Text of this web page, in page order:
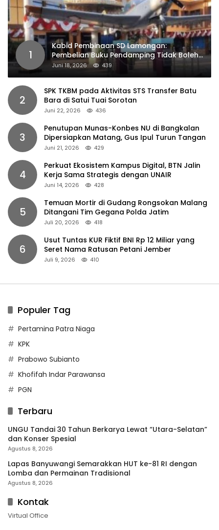
1
Kabid Pembinaan SD Lamongan:
Pembelian Buku Pendamping Tidak Boleh
Dipaksakan
Juni 18, 2026 439
2
SPK TKBM pada Aktivitas STS Transfer Batu
Bara di Satui Tuai Sorotan
Juni 22, 2026 436
3
Penutupan Munas-Konbes NU di Bangkalan
Dipersiapkan Matang, Gus Ipul Turun Tangan
Juni 21, 2026 429
4
Perkuat Ekosistem Kampus Digital, BTN Jalin
Kerja Sama Strategis dengan UNAIR
Juni 14, 2026 428
5
Temuan Mortir di Gudang Rongsokan Malang
Ditangani Tim Gegana Polda Jatim
Juli 20, 2026 418
6
Usut Tuntas KUR Fiktif BNI Rp 12 Miliar yang
Seret Nama Ratusan Petani Jember
Juli 9, 2026 410
Populer Tag
Pertamina Patra Niaga
KPK
Prabowo Subianto
Khofifah Indar Parawansa
PGN
Terbaru
UNGU Tandai 30 Tahun Berkarya Lewat “Utara-Selatan”
dan Konser Spesial
Agustus 8, 2026
Lapas Banyuwangi Semarakkan HUT ke-81 RI dengan
Lomba dan Permainan Tradisional
Agustus 8, 2026
Kontak
Virtual Office